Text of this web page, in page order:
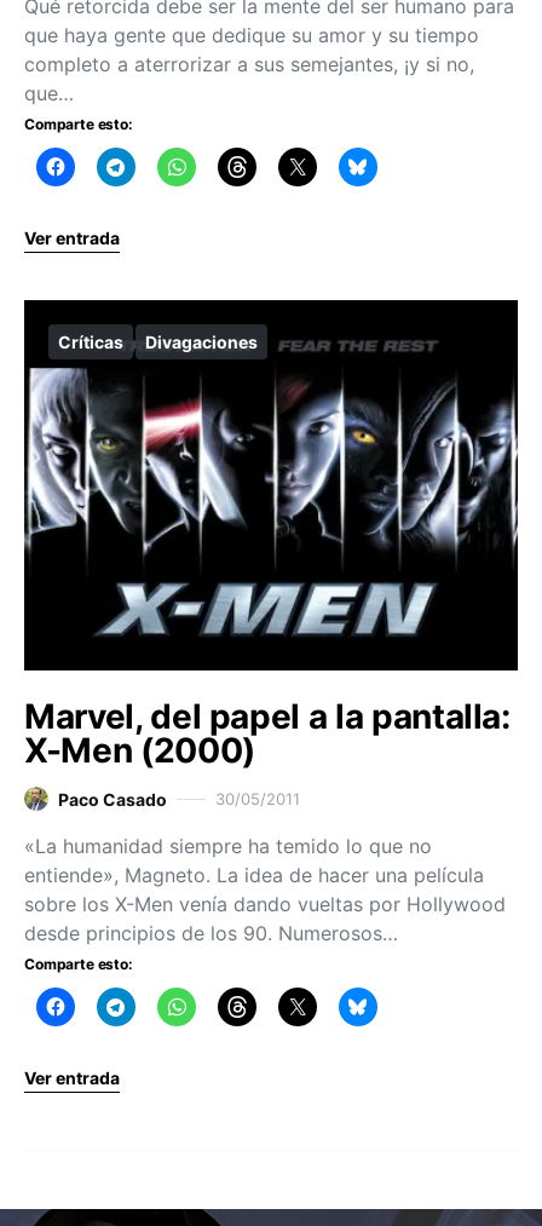
Qué retorcida debe ser la mente del ser humano para
que haya gente que dedique su amor y su tiempo
completo a aterrorizar a sus semejantes, ¡y si no,
que…
Comparte esto:
Ver entrada
Críticas Divagaciones
Marvel, del papel a la pantalla:
X-Men (2000)
Paco Casado 30/05/2011
«La humanidad siempre ha temido lo que no
entiende», Magneto. La idea de hacer una película
sobre los X-Men venía dando vueltas por Hollywood
desde principios de los 90. Numerosos…
Comparte esto:
Ver entrada